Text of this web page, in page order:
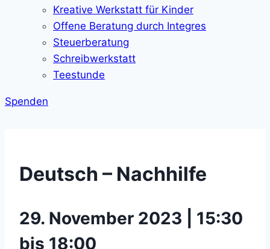
Kreative Werkstatt für Kinder
Offene Beratung durch Integres
Steuerberatung
Schreibwerkstatt
Teestunde
Spenden
Deutsch – Nachhilfe
29. November 2023 | 15:30
bis 18:00